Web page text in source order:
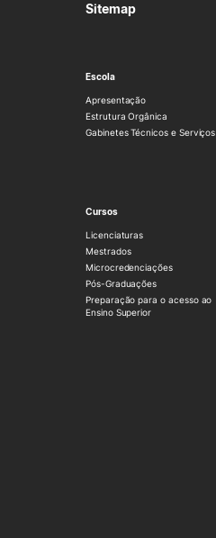
Sitemap
Escola
Apresentação
Estrutura Orgânica
Gabinetes Técnicos e Serviços
Cursos
Licenciaturas
Mestrados
Microcredenciações
Pós-Graduações
Preparação para o acesso ao
Ensino Superior